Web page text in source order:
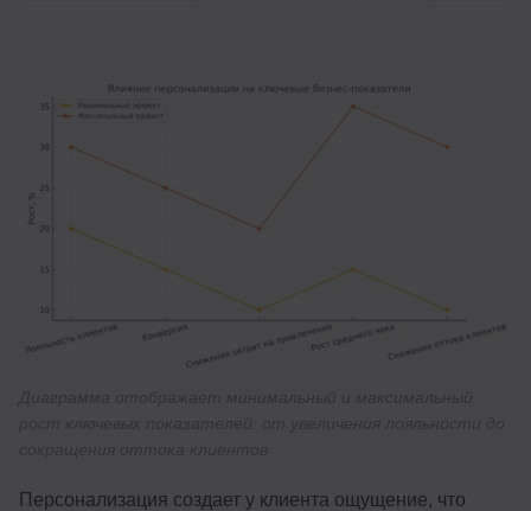
Персонализация создает у клиента ощущение, что